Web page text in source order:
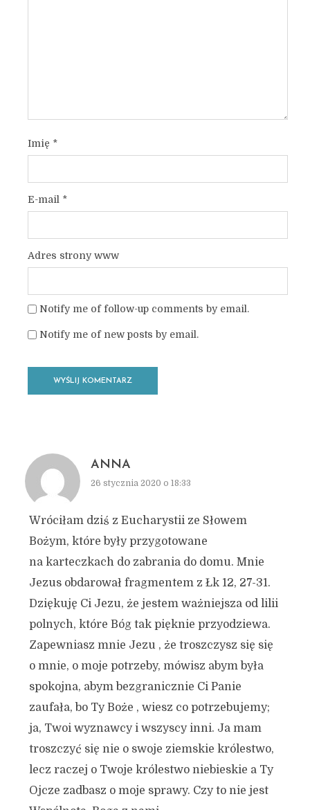
Imię *
E-mail *
Adres strony www
Notify me of follow-up comments by email.
Notify me of new posts by email.
ANNA
26 stycznia 2020 o 18:33
Wróciłam dziś z Eucharystii ze Słowem
Bożym, które były przygotowane
na karteczkach do zabrania do domu. Mnie
Jezus obdarował fragmentem z Łk 12, 27-31.
Dziękuję Ci Jezu, że jestem ważniejsza od lilii
polnych, które Bóg tak pięknie przyodziewa.
Zapewniasz mnie Jezu , że troszczysz się się
o mnie, o moje potrzeby, mówisz abym była
spokojna, abym bezgranicznie Ci Panie
zaufała, bo Ty Boże , wiesz co potrzebujemy;
ja, Twoi wyznawcy i wszyscy inni. Ja mam
troszczyć się nie o swoje ziemskie królestwo,
lecz raczej o Twoje królestwo niebieskie a Ty
Ojcze zadbasz o moje sprawy. Czy to nie jest